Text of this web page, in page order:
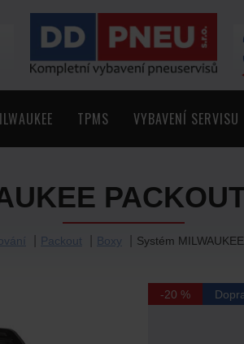
TPMS VYBAVENÍ SERVISU
Packout Boxy Systém
-20 %